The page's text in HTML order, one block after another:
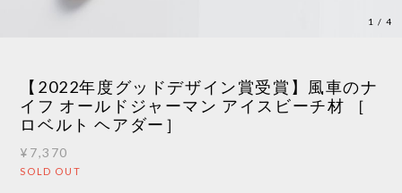
1 /4
【2022年度グッドデザイン賞受賞】風車のナ
イフ オールドジャーマン アイスビーチ材 ［
ロベルト ヘアダー］
¥7,370
SOLD OUT